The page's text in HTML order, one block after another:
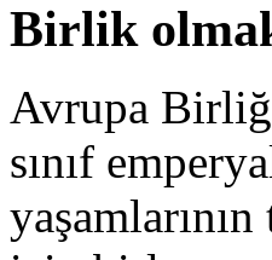
Birlik
Avrupa
sınıf